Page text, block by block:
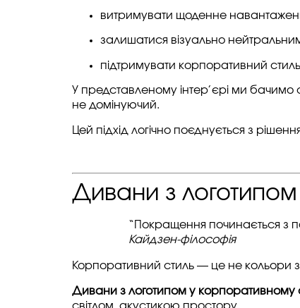
витримувати щоденне
залишатися візуально
підтримувати корпоративний
У представленому інтер’єрі ми
не домінуючий.
Цей підхід логічно поєднується з
Дивани з
“Покращення починається з
Кайдзен-філософія
Корпоративний стиль — це не кольори
Дивани з логотипом у корпоративному
світлом, акустикою простору.